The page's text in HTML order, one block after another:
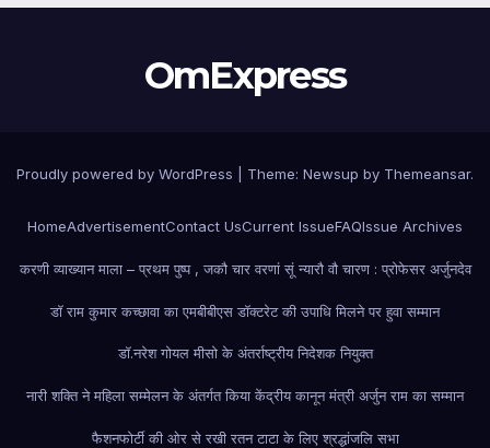
OmExpress
Proudly powered by WordPress Theme: Newsup by Themeansar.
HomeAdvertisementContact UsCurrent IssueFAQIssue Archives
करणी व्याख्यान माला – प्रथम पुष्प , जकौ चार वरणां सूं न्यारौ वौ चारण : प्रोफेसर अर्जुनदेव
डॉ राम कुमार कच्छावा का एमबीबीएस डॉक्टरेट की उपाधि मिलने पर हुवा सम्मान
डॉ.नरेश गोयल मीसो के अंतर्राष्ट्रीय निदेशक नियुक्त
नारी शक्ति ने महिला सम्मेलन के अंतर्गत किया केंद्रीय कानून मंत्री अर्जुन राम का सम्मान
फैशनफोर्टी की ओर से रखी रतन टाटा के लिए श्रद्धांजलि सभा